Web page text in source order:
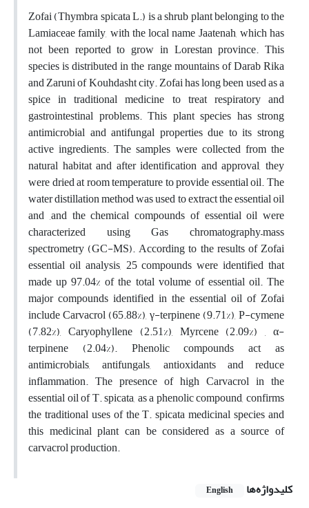
Zofai (Thymbra spicata L.) is a shrub plant belonging to the
Lamiaceae family, with the local name Jaatenah, which has
not been reported to grow in Lorestan province. This
species is distributed in the range mountains of Darab Rika
and Zaruni of Kouhdasht city. Zofai has long been used as a
spice in traditional medicine to treat respiratory and
gastrointestinal problems. This plant species has strong
antimicrobial and antifungal properties due to its strong
active ingredients. The samples were collected from the
natural habitat and after identification and approval, they
were dried at room temperature to provide essential oil. The
water distillation method was used to extract the essential oil
and ,and the chemical compounds of essential oil were
characterized using Gas chromatography–mass
spectrometry (GC-MS). According to the results of Zofai
essential oil analysis, 25 compounds were identified that
made up 97.04% of the total volume of essential oil. The
major compounds identified in the essential oil of Zofai
include Carvacrol (65.88%), γ-terpinene (9.71%), P-cymene
(7.82%), Caryophyllene (2.51%), Myrcene (2.09%) , α-
terpinene (2.04%). Phenolic compounds act as
antimicrobials, antifungals, antioxidants and reduce
inflammation. The presence of high Carvacrol in the
essential oil of T. spicata, as a phenolic compound, confirms
the traditional uses of the T. spicata medicinal species and
this medicinal plant can be considered as a source of
carvacrol production.
کلیدواژه‌ها
English